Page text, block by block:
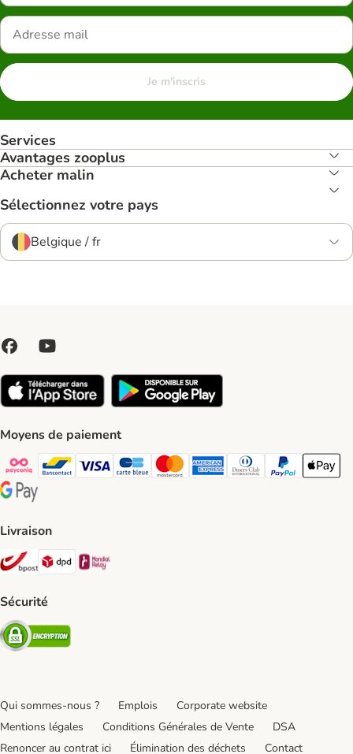
Je m'inscris
Services
Avantages zooplus
Acheter malin
Sélectionnez votre pays
Belgique / fr
Moyens de paiement
Payconiq Payment Method
bancontact Payment Method
Visa Payment Method
carte bleue Payment Method
Master card Payment Method
American express Payment
Diners club Payment
Paypal Payment
Apple
Google Pay Payment Method
Livraison
Bpost Shipping Method
DPD Shipping Method
Sécurité
Security
Qui sommes-nous ? Emplois
Corporate website
Mentions légales
Conditions Générales de Vente
DSA
Renoncer au contrat ici
Élimination des déchets Contact